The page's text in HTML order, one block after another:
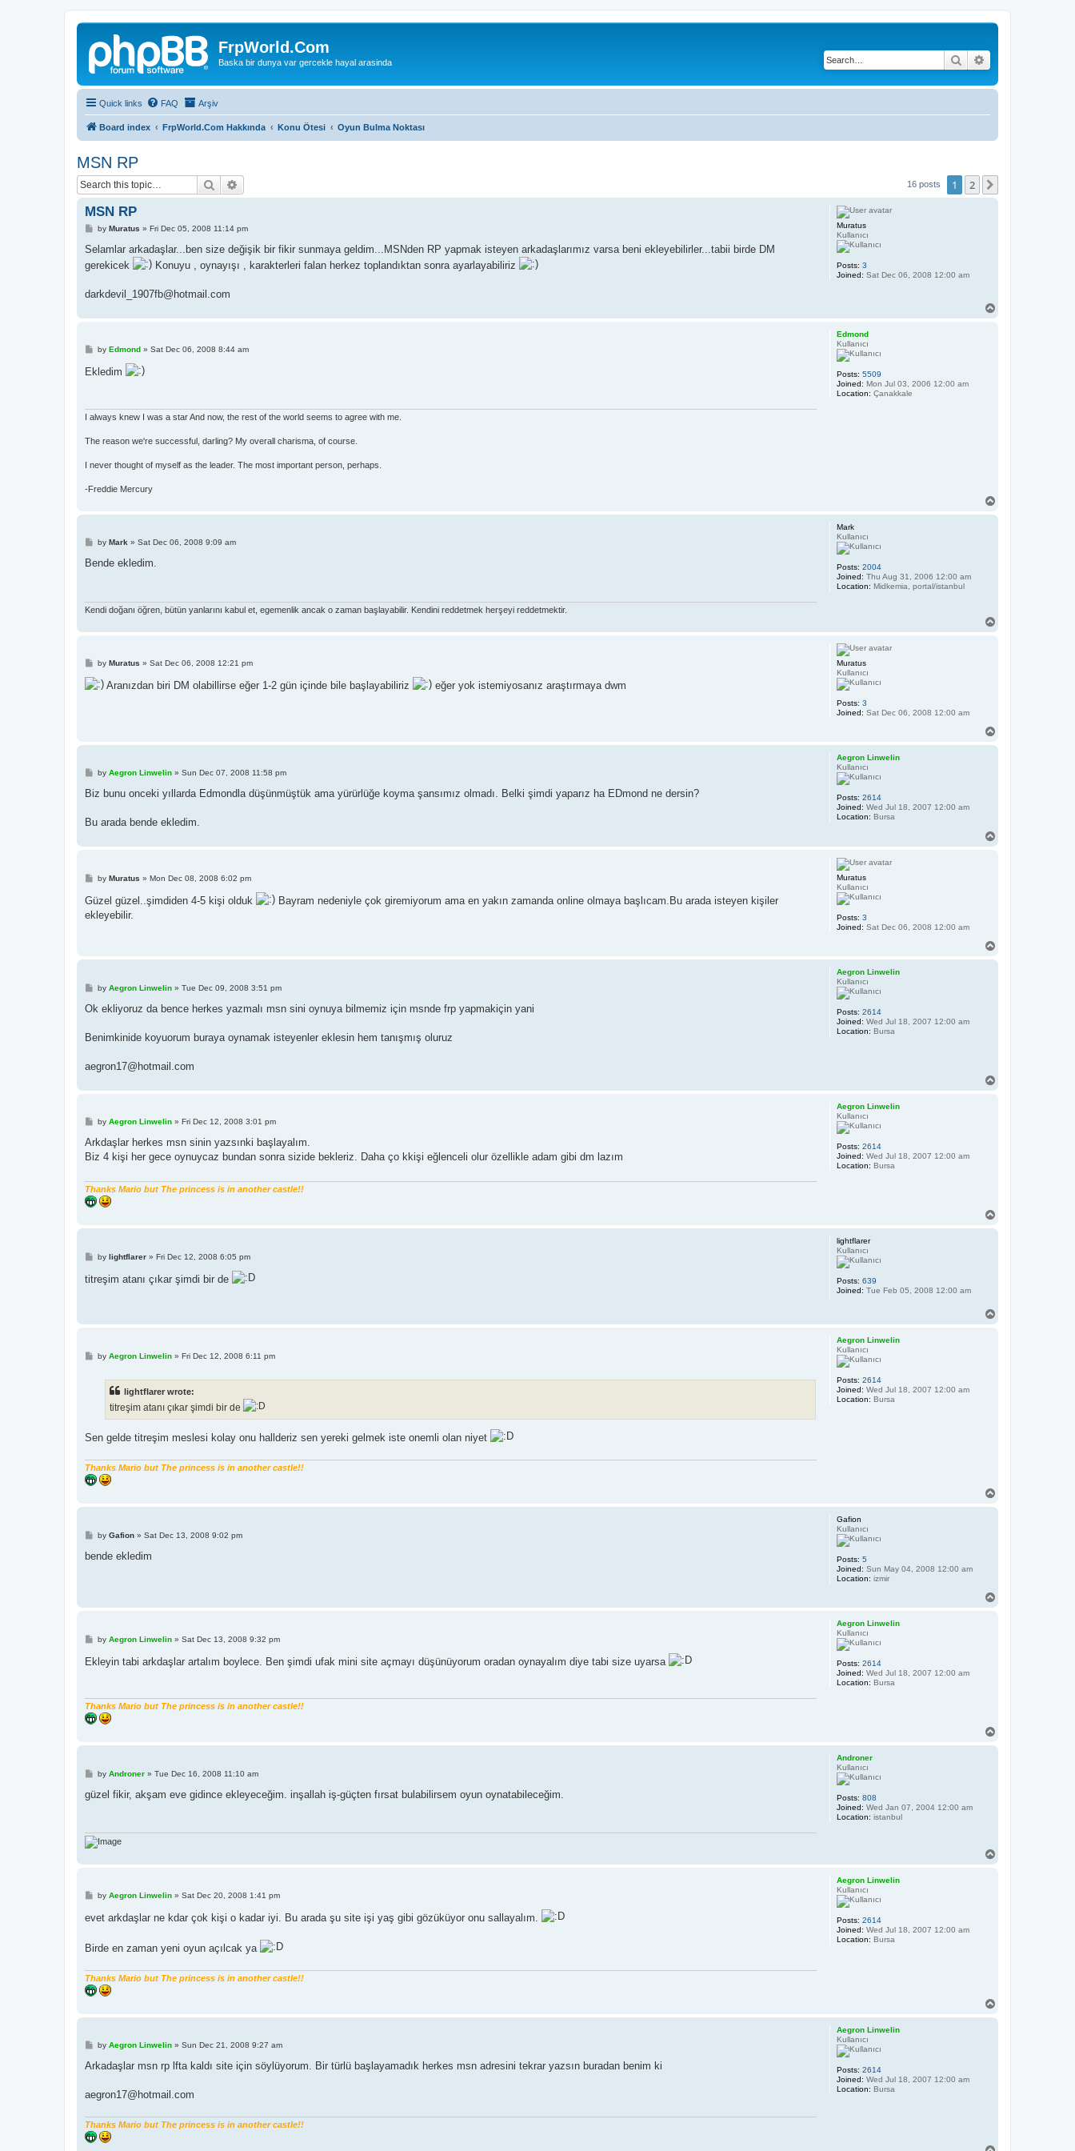
FrpWorld.Com
Baska bir dunya var gercekle hayal arasinda Search
Quick links FAQ Arşiv
Board index FrpWorld.Com Hakkında Konu Ötesi Oyun Bulma Noktası
MSN RP
Search 16 posts 1 2
Muratus
Kullanıcı
Posts: 3
Joined: Sat Dec 06, 2008 12:00 am
MSN RP
P
s
by Muratus » Fri Dec 05, 2008 11:14 pm
Selamlar arkadaşlar...ben size değişik bir fikir sunmaya geldim...MSNden RP yapmak isteyen arkadaşlarımız varsa beni ekleyebilirler...tabii birde DM
gerekicek
Konuyu , oynayışı , karakterleri falan herkez toplandıktan sonra ayarlayabiliriz
darkdevil_1907fb@hotmail.com
Edmond
Kullanıcı
Posts: 5509
Joined: Mon Jul 03, 2006 12:00 am
Location: Çanakkale
P
s
t
by Edmond» Sat Dec 06, 2008 8:44 am
Ekledim
I always knew I was a star And now, the rest of the world seems to agree with me.
The reason we're successful, darling? My overall charisma, of course.
I never thought of myself as the leader. The most important person, perhaps.
-Freddie Mercury
Mark
Kullanıcı
Posts: 2004
Joined: Thu Aug 31, 2006 12:00 am
Location: Midkemia, portal/istanbul
P
s
by Mark» Sat Dec 06, 2008 9:09 am
Bende ekledim.
Kendi doğanı öğren, bütün yanlarını kabul et, egemenlik ancak o zaman başlayabilir. Kendini reddetmek herşeyi reddetmektir.
Muratus
Kullanıcı
Posts: 3
Joined: Sat Dec 06, 2008 12:00 am
P
s
t
by Muratus » Sat Dec 06, 2008 12:21 pm
Aranızdan biri DM olabillirse eğer 1-2 gün içinde bile başlayabiliriz eğer yok istemiyosanız araştırmaya dwm
Aegron Linwelin
Kullanıcı
Posts: 2614
Joined: Wed Jul 18, 2007 12:00 am
Location: Bursa
P
s
by Aegron Linwelin» Sun Dec 07, 2008 11:58 pm
Biz bunu onceki yıllarda Edmondla düşünmüştük ama yürürlüğe koyma şansımız olmadı. Belki şimdi yaparız ha EDmond ne dersin?
Bu arada bende ekledim.
Muratus
Kullanıcı
Posts: 3
Joined: Sat Dec 06, 2008 12:00 am
P
s
t
by Muratus » Mon Dec 08, 2008 6:02 pm
Güzel güzel..şimdiden 4-5 kişi olduk
Bayram nedeniyle çok giremiyorum ama en yakın zamanda online olmaya başlıcam.Bu arada isteyen kişiler
ekleyebilir.
Aegron Linwelin
Kullanıcı
Posts: 2614
Joined: Wed Jul 18, 2007 12:00 am
Location: Bursa
P
s
by Aegron Linwelin» Tue Dec 09, 2008 3:51 pm
Ok ekliyoruz da bence herkes yazmalı msn sini oynuya bilmemiz için msnde frp yapmakiçin yani
Benimkinide koyuorum buraya oynamak isteyenler eklesin hem tanışmış oluruz
aegron17@hotmail.com
Aegron Linwelin
Kullanıcı
Posts: 2614
Joined: Wed Jul 18, 2007 12:00 am
Location: Bursa
P
s
by Aegron Linwelin» Fri Dec 12, 2008 3:01 pm
Arkdaşlar herkes msn sinin yazsınki başlayalım.
Biz 4 kişi her gece oynuycaz bundan sonra sizide bekleriz. Daha ço kkişi eğlenceli olur özellikle adam gibi dm lazım
Thanks Mario but The princess is in another castle!!
lightflarer
Kullanıcı
Posts: 639
Joined: Tue Feb 05, 2008 12:00 am
P
t
by lightflarer» Fri Dec 12, 2008 6:05 pm
titreşim atanı çıkar şimdi bir de
Aegron Linwelin
Kullanıcı
Posts: 2614
Joined: Wed Jul 18, 2007 12:00 am
Location: Bursa
Pby Aegron Linwelin» Fri Dec 12, 2008 6:11 pm
lightflarer wrote:
titreşim atanı çıkar şimdi bir de
Sen gelde titreşim meslesi kolay onu hallderiz sen yereki gelmek iste onemli olan niyet
Thanks Mario but The princess is in another castle!!
Gafion
Kullanıcı
Posts: 5
Joined: Sun May 04, 2008 12:00 am
Location: izmir
P
s
by Gafion» Sat Dec 13, 2008 9:02 pm
bende ekledim
Aegron Linwelin
Kullanıcı
Posts: 2614
Joined: Wed Jul 18, 2007 12:00 am
Location: Bursa
P
s
t
by Aegron Linwelin» Sat Dec 13, 2008 9:32 pm
Ekleyin tabi arkdaşlar artalım boylece. Ben şimdi ufak mini site açmayı düşünüyorum oradan oynayalım diye tabi size uyarsa
Thanks Mario but The princess is in another castle!!
Androner
Kullanıcı
Posts: 808
Joined: Wed Jan 07, 2004 12:00 am
Location: istanbul
P
s
by Androner» Tue Dec 16, 2008 11:10 am
güzel fikir, akşam eve gidince ekleyeceğim. inşallah iş-güçten fırsat bulabilirsem oyun oynatabileceğim.
Aegron Linwelin
Kullanıcı
Posts: 2614
Joined: Wed Jul 18, 2007 12:00 am
Location: Bursa
P
t
by Aegron Linwelin» Sat Dec 20, 2008 1:41 pm
evet arkdaşlar ne kdar çok kişi o kadar iyi. Bu arada şu site işi yaş gibi gözüküyor onu sallayalım.
Birde en zaman yeni oyun açılcak ya
Thanks Mario but The princess is in another castle!!
Aegron Linwelin
Kullanıcı
Posts: 2614
Joined: Wed Jul 18, 2007 12:00 am
Location: Bursa
P
s
by Aegron Linwelin» Sun Dec 21, 2008 9:27 am
Arkadaşlar msn rp lfta kaldı site için söylüyorum. Bir türlü başlayamadık herkes msn adresini tekrar yazsın buradan benim ki
aegron17@hotmail.com
Thanks Mario but The princess is in another castle!!